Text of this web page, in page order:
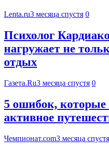
Lenta.ru3 месяца спустя 0
Психолог
нагружает не
отдых
Газета.Ru3 месяца спустя 0
5 ошибок, которые
активное
Чемпионат.com3 месяца спустя